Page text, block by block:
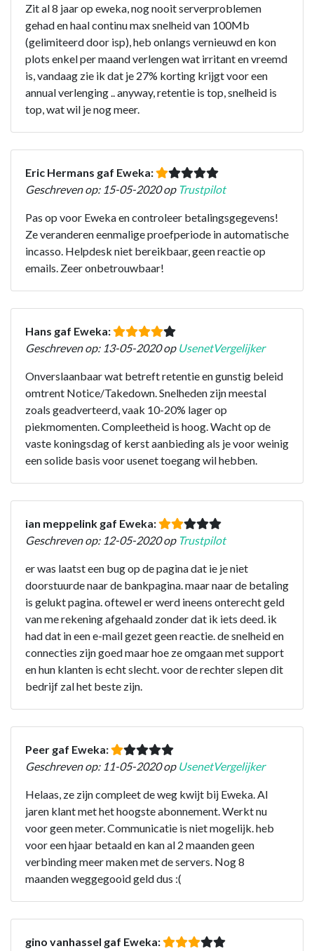
Zit al 8 jaar op eweka, nog nooit serverproblemen
gehad en haal continu max snelheid van 100Mb
(gelimiteerd door isp), heb onlangs vernieuwd en kon
plots enkel per maand verlengen wat irritant en vreemd
is, vandaag zie ik dat je 27% korting krijgt voor een
annual verlenging .. anyway, retentie is top, snelheid is
top, wat wil je nog meer.
Eric Hermans gaf Eweka:
Geschreven op: 15-05-2020 op Trustpilot
Pas op voor Eweka en controleer betalingsgegevens!
Ze veranderen eenmalige proefperiode in automatische
incasso. Helpdesk niet bereikbaar, geen reactie op
emails. Zeer onbetrouwbaar!
Hans gaf Eweka:
Geschreven op: 13-05-2020 op UsenetVergelijker
Onverslaanbaar wat betreft retentie en gunstig beleid
omtrent Notice/Takedown. Snelheden zijn meestal
zoals geadverteerd, vaak 10-20% lager op
piekmomenten. Compleetheid is hoog. Wacht op de
vaste koningsdag of kerst aanbieding als je voor weinig
een solide basis voor usenet toegang wil hebben.
ian meppelink gaf Eweka:
Geschreven op: 12-05-2020 op Trustpilot
er was laatst een bug op de pagina dat ie je niet
doorstuurde naar de bankpagina. maar naar de betaling
is gelukt pagina. oftewel er werd ineens onterecht geld
van me rekening afgehaald zonder dat ik iets deed. ik
had dat in een e-mail gezet geen reactie. de snelheid en
connecties zijn goed maar hoe ze omgaan met support
en hun klanten is echt slecht. voor de rechter slepen dit
bedrijf zal het beste zijn.
Peer gaf Eweka:
Geschreven op: 11-05-2020 op UsenetVergelijker
Helaas, ze zijn compleet de weg kwijt bij Eweka. Al
jaren klant met het hoogste abonnement. Werkt nu
voor geen meter. Communicatie is niet mogelijk. heb
voor een hjaar betaald en kan al 2 maanden geen
verbinding meer maken met de servers. Nog 8
maanden weggegooid geld dus :(
gino vanhassel gaf Eweka: